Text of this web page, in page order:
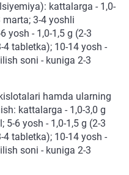
kattalarga - 1,0-
3-4 yoshli
yosh - 1,0-1,5 g (2-3
4 tabletka); 10-14 yosh -
soni - kuniga 2-3
hamda ularning
kattalarga - 1,0-3,0 g
6 yosh - 1,0-1,5 g (2-3
4 tabletka); 10-14 yosh -
soni - kuniga 2-3